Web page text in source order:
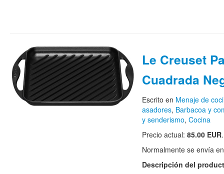
Le Creuset
Cuadrada
Escrito en Menaje de
asadores, Barbacoa y
y senderismo, Cocina
Precio actual: 85.00 EUR.
Normalmente se envía
Descripción del